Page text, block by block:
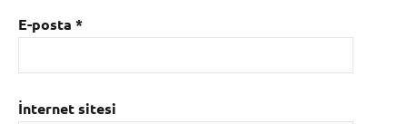
E-posta *
İnternet sitesi